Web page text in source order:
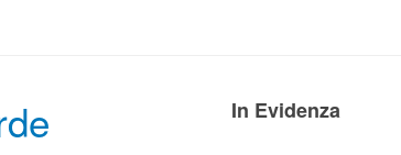
In Evidenza